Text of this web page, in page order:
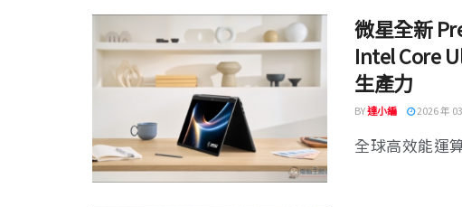
微星全新
Intel Core
生產力
BY達小編 2026 年
全球高效能運